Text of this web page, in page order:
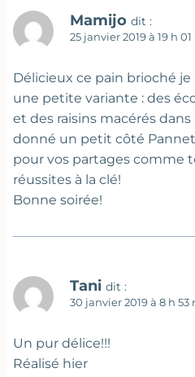
Mamijo dit :
25 janvier 2019 à 19 h
Délicieux ce pain brioché je
une petite variante : des
et des raisins macérés
donné un petit côté
pour vos partages comme
réussites à la clé!
Bonne soirée!
Tani dit :
30 janvier 2019 à 8 h 53
Un pur délice!!!
Réalisé hier